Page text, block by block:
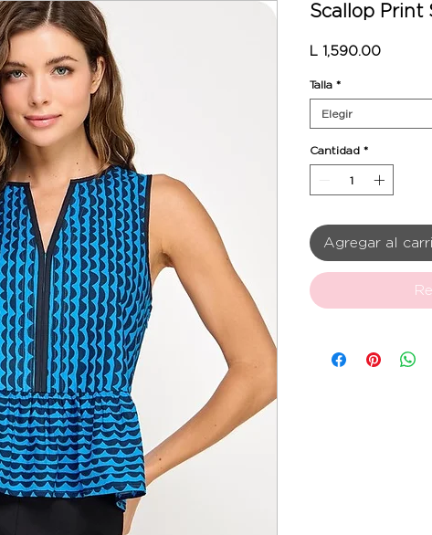
Scallop Print
L 1,590.00Precio
Talla *
Elegir
Cantidad *
Agregar al